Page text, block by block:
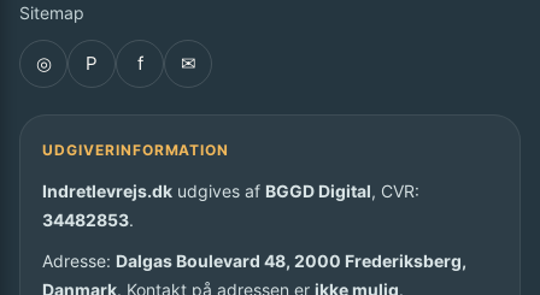
Sitemap
◎ P f ✉
UDGIVERINFORMATION
Indretlevrejs.dk udgives af BGGD Digital, CVR:
34482853.
Adresse: Dalgas Boulevard 48, 2000 Frederiksberg,
Danmark. Kontakt på adressen er ikke mulig.